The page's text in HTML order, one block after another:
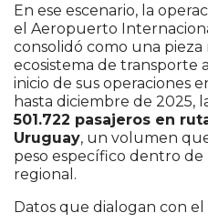
En ese escenario, la
el Aeropuerto
consolidó como una
ecosistema de transporte
inicio de sus operaciones
hasta diciembre de 2025,
501.722 pasajeros en
Uruguay, un volumen
peso específico dentro de
regional.
Datos que dialogan con